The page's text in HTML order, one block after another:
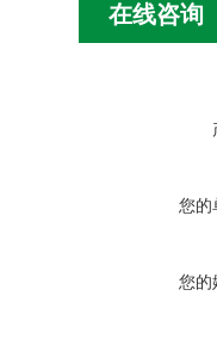
在线咨询
您的
您的